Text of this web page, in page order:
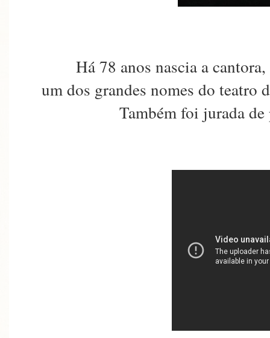
Há 78 anos nascia a
um dos grandes nomes do teatro
Também foi jurada